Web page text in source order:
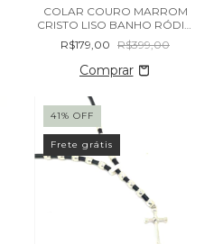
COLAR COURO MARROM
CRISTO LISO BANHO RÓDIO
NEGRO
R$179,00 R$399,00
41% OFF
Frete grátis